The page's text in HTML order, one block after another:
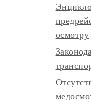
осмотру